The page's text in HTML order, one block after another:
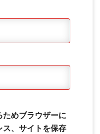
めブラウザーに
ス、サイトを保存